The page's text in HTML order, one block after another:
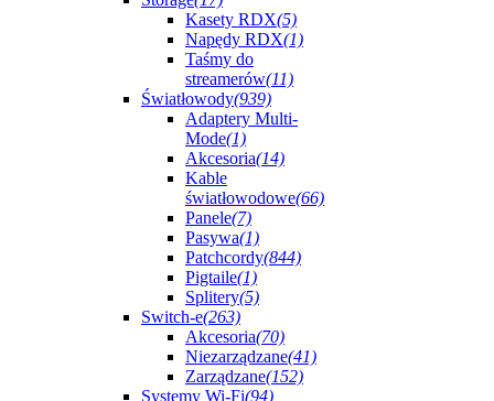
Kasety RDX(5)
Napędy RDX(1)
Taśmy do
streamerów(11)
Światłowody(939)
Adaptery Multi-
Mode(1)
Akcesoria(14)
Kable
światłowodowe(66)
Panele(7)
Pasywa(1)
Patchcordy(844)
Pigtaile(1)
Splitery(5)
Switch-e(263)
Akcesoria(70)
Niezarządzane(41)
Zarządzane(152)
Systemy Wi-Fi(94)